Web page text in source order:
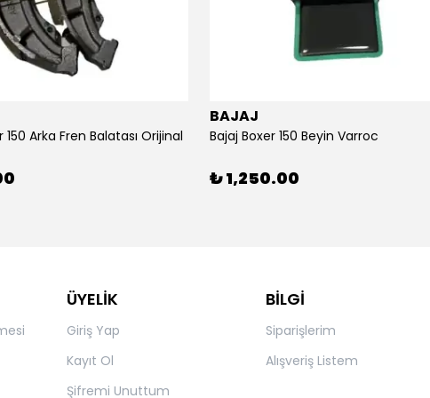
150 Arka Fren Balatası Orijinal
BAJAJ
Bajaj Boxer 150 Beyin Varroc
₺ 1,250.00
ÜYELİK
Giriş Yap
Kayıt Ol
Şifremi Unuttum
BİLGİ
Siparişlerim
Alışveriş Listem